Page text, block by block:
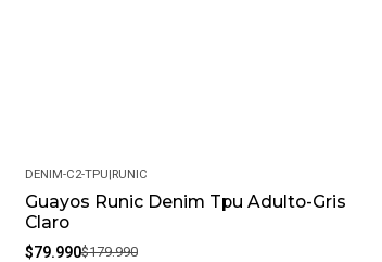
-56%
DENIM-C2-TPU|RUNIC
Guayos Runic Denim Tpu Adulto-Gris
Claro
$79.990$179.990